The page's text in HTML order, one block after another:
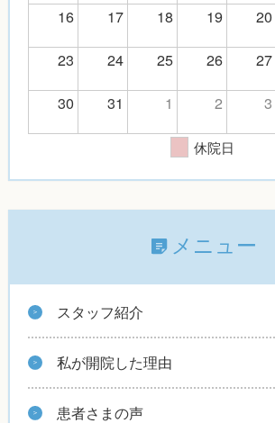
16
17 18 19 20
23
24 25 26 27
30
31 1 2 3
休院日
メニュー
スタッフ紹介
私が開院した理由
患者さまの声